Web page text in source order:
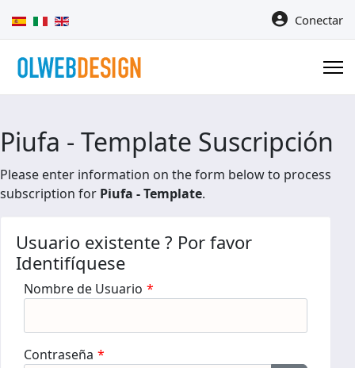
Seleccione su idioma Conectar
Piufa - Template Suscripción
Please enter information on the form below to process
subscription for Piufa - Template.
Usuario existente ? Por favor
Identifíquese
Nombre de Usuario *
Contraseña *